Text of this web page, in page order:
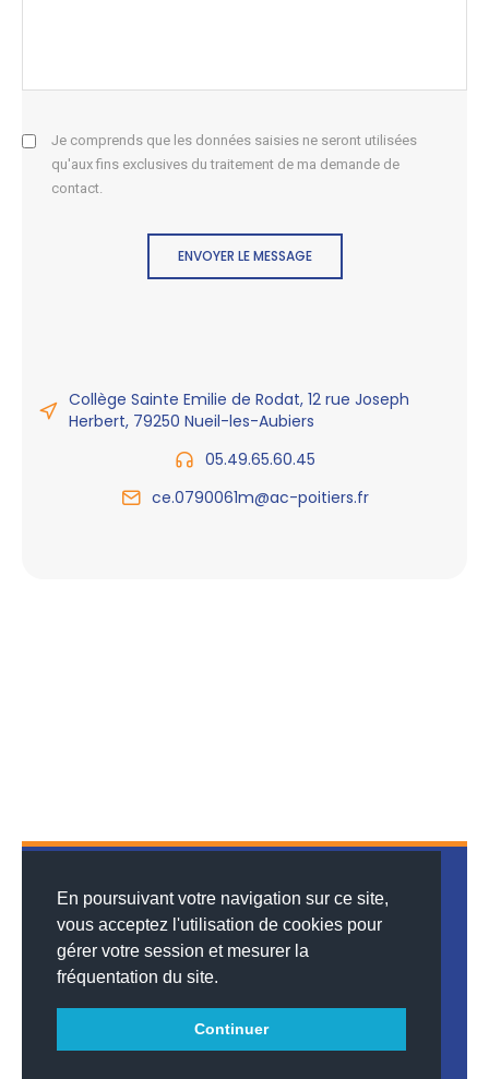
En poursuivant votre navigation sur ce site,
vous acceptez l'utilisation de cookies pour
gérer votre session et mesurer la
fréquentation du site.
Continuer
Je comprends que les données saisies ne seront utilisées
qu'aux fins exclusives du traitement de ma demande de
contact.
ENVOYER LE MESSAGE
Collège Sainte Emilie de Rodat, 12 rue Joseph
Herbert, 79250 Nueil-les-Aubiers
05.49.65.60.45
ce.0790061m@ac-poitiers.fr
© 2026
INNOVATIONS™